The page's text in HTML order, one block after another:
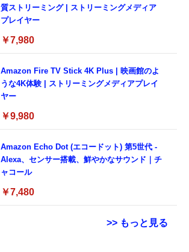
質ストリーミング | ストリーミングメディア
プレイヤー
￥7,980
Amazon Fire TV Stick 4K Plus | 映画館のよ
うな4K体験 | ストリーミングメディアプレイ
ヤー
￥9,980
Amazon Echo Dot (エコードット) 第5世代 -
Alexa、センサー搭載、鮮やかなサウンド｜チ
ャコール
￥7,480
>> もっと見る